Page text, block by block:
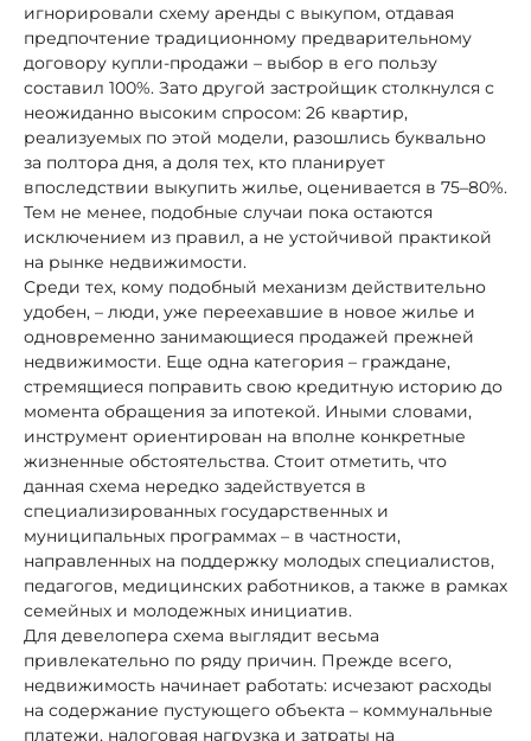
игнорировали схему аренды с выкупом, отдавая
предпочтение традиционному предварительному
договору купли-продажи – выбор в его пользу
составил 100%. Зато другой застройщик столкнулся с
неожиданно высоким спросом: 26 квартир,
реализуемых по этой модели, разошлись буквально
за полтора дня, а доля тех, кто планирует
впоследствии выкупить жилье, оценивается в 75–80%.
Тем не менее, подобные случаи пока остаются
исключением из правил, а не устойчивой практикой
на рынке недвижимости.
Среди тех, кому подобный механизм действительно
удобен, – люди, уже переехавшие в новое жилье и
одновременно занимающиеся продажей прежней
недвижимости. Еще одна категория – граждане,
стремящиеся поправить свою кредитную историю до
момента обращения за ипотекой. Иными словами,
инструмент ориентирован на вполне конкретные
жизненные обстоятельства. Стоит отметить, что
данная схема нередко задействуется в
специализированных государственных и
муниципальных программах – в частности,
направленных на поддержку молодых специалистов,
педагогов, медицинских работников, а также в рамках
семейных и молодежных инициатив.
Для девелопера схема выглядит весьма
привлекательно по ряду причин. Прежде всего,
недвижимость начинает работать: исчезают расходы
на содержание пустующего объекта – коммунальные
платежи, налоговая нагрузка и затраты на